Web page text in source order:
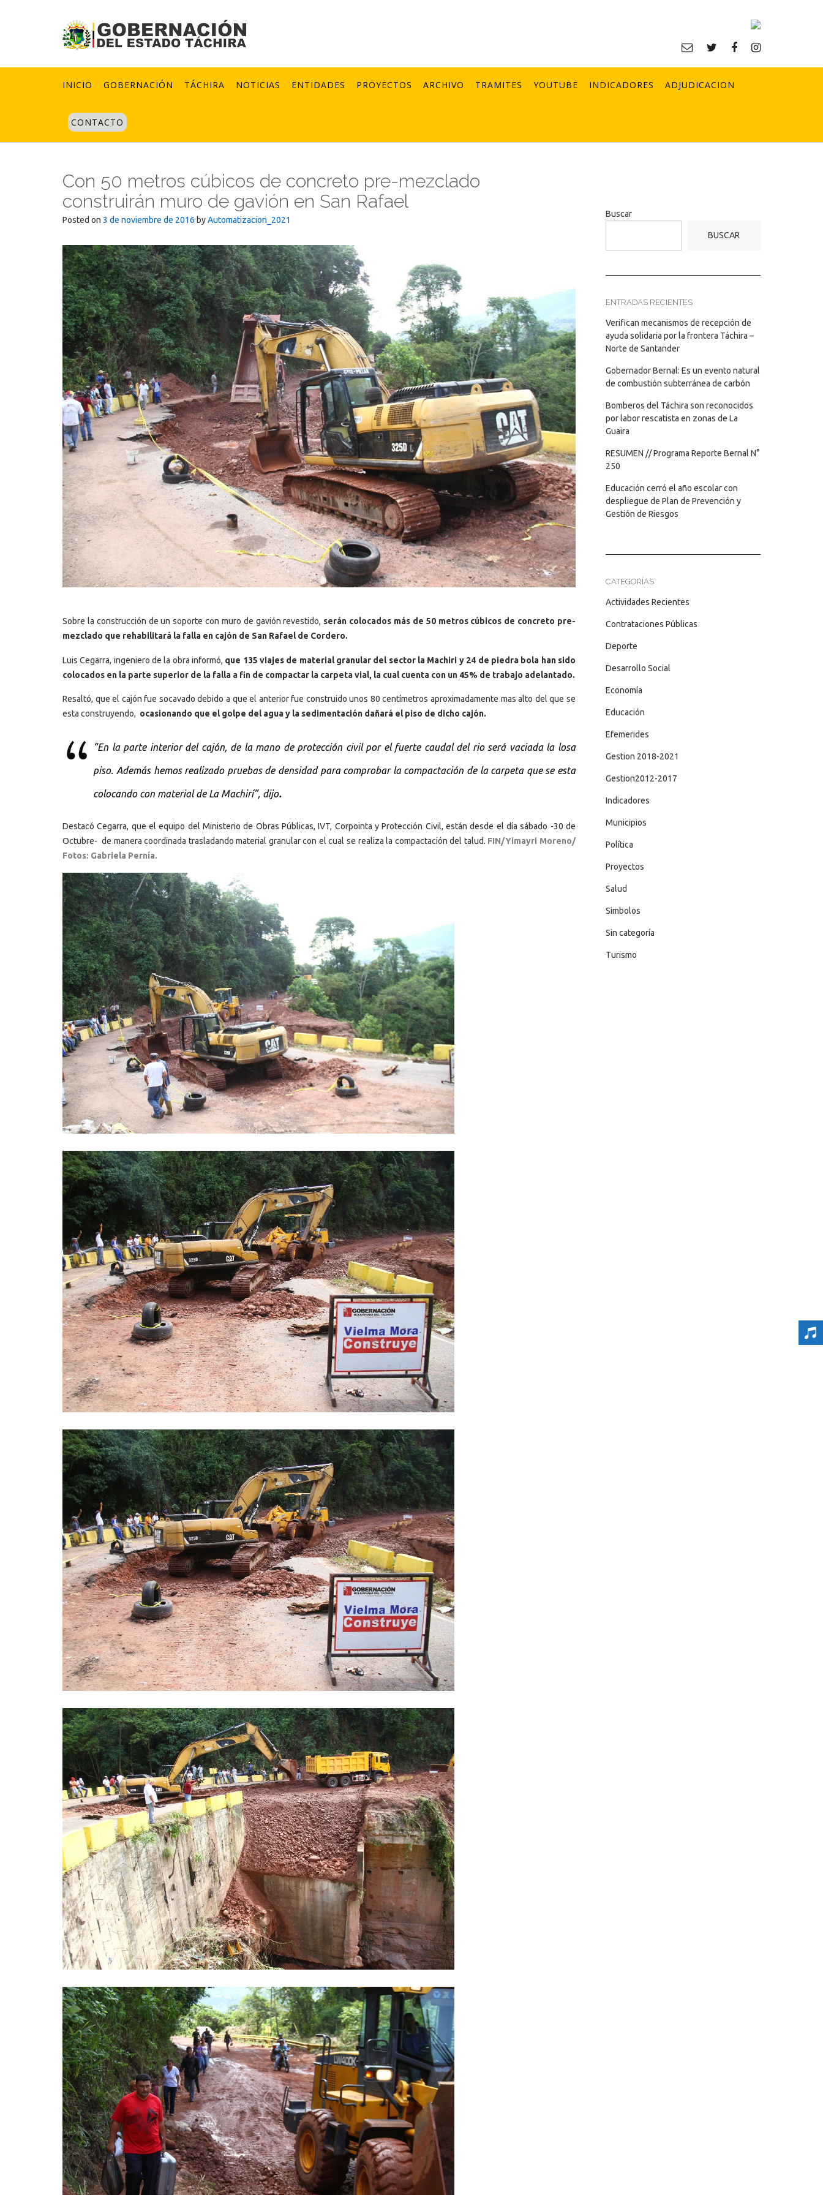
INICIO GOBERNACIÓN TÁCHIRA NOTICIAS ENTIDADES PROYECTOS ARCHIVO TRAMITES YOUTUBE INDICADORES ADJUDICACION
CONTACTO
Con 50 metros cúbicos de concreto pre-mezclado
construirán muro de gavión en San Rafael
Posted on 3 de noviembre de 2016 byAutomatizacion_2021
Sobre la construcción de un soporte con muro de gavión revestido, serán colocados más de 50 metros cúbicos de concreto pre-
mezclado que rehabilitará la falla en cajón de San Rafael de Cordero.
Luis Cegarra, ingeniero de la obra informó, que 135 viajes de material granular del sector la Machiri y 24 de piedra bola han sido
colocados en la parte superior de la falla a fin de compactar la carpeta vial, la cual cuenta con un 45% de trabajo adelantado.
Resaltó, que el cajón fue socavado debido a que el anterior fue construido unos 80 centímetros aproximadamente mas alto del que se
esta construyendo, ocasionando que el golpe del agua y la sedimentación dañará el piso de dicho cajón.
“En la parte interior del cajón, de la mano de protección civil por el fuerte caudal del rio será vaciada la losa
piso. Además hemos realizado pruebas de densidad para comprobar la compactación de la carpeta que se esta
colocando con material de La Machirí”, dijo.
Destacó Cegarra, que el equipo del Ministerio de Obras Públicas, IVT, Corpointa y Protección Civil, están desde el día sábado -30 de
Octubre- de manera coordinada trasladando material granular con el cual se realiza la compactación del talud. FIN/Yimayri Moreno/
Fotos: Gabriela Pernía.
Buscar
BUSCAR
ENTRADAS RECIENTES
Verifican mecanismos de recepción de
ayuda solidaria por la frontera Táchira –
Norte de Santander
Gobernador Bernal: Es un evento natural
de combustión subterránea de carbón
Bomberos del Táchira son reconocidos
por labor rescatista en zonas de La
Guaira
RESUMEN // Programa Reporte Bernal N°
250
Educación cerró el año escolar con
despliegue de Plan de Prevención y
Gestión de Riesgos
CATEGORÍAS
Actividades Recientes
Contrataciones Públicas
Deporte
Desarrollo Social
Economía
Educación
Efemerides
Gestion 2018-2021
Gestion2012-2017
Indicadores
Municipios
Política
Proyectos
Salud
Simbolos
Sin categoría
Turismo